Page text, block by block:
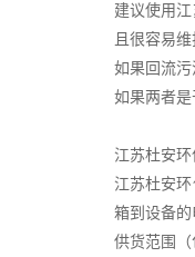
建议使用
且很容易
如果回流
如果两者
江苏杜安
江苏杜安
箱到设备
供货范围